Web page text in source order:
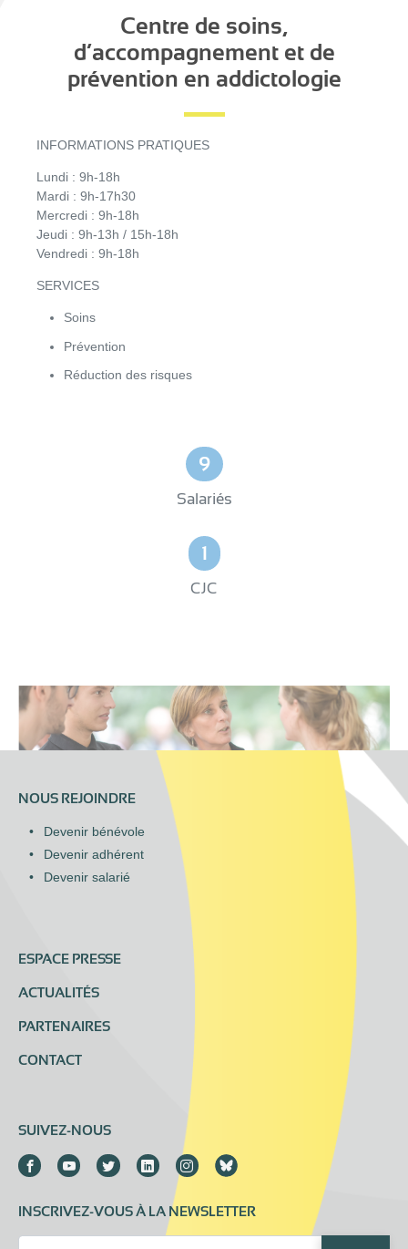
Centre de soins,
d’accompagnement et de
prévention en addictologie
INFORMATIONS PRATIQUES
Lundi : 9h-18h
Mardi : 9h-17h30
Mercredi : 9h-18h
Jeudi : 9h-13h / 15h-18h
Vendredi : 9h-18h
SERVICES
Soins
Prévention
Réduction des risques
9
Salariés
1
CJC
NOUS REJOINDRE
Devenir bénévole
Devenir adhérent
Devenir salarié
ESPACE PRESSE
ACTUALITÉS
PARTENAIRES
CONTACT
SUIVEZ-NOUS
INSCRIVEZ-VOUS À LA NEWSLETTER